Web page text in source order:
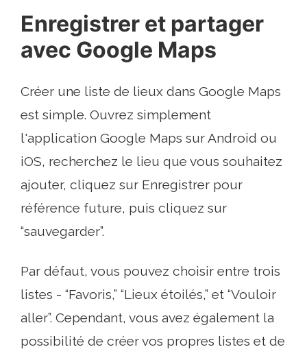
Enregistrer et partager
avec Google Maps
Créer une liste de lieux dans Google Maps
est simple. Ouvrez simplement
l'application Google Maps sur Android ou
iOS, recherchez le lieu que vous souhaitez
ajouter, cliquez sur Enregistrer pour
référence future, puis cliquez sur
“sauvegarder”.
Par défaut, vous pouvez choisir entre trois
listes - “Favoris,” “Lieux étoilés,” et “Vouloir
aller”. Cependant, vous avez également la
possibilité de créer vos propres listes et de